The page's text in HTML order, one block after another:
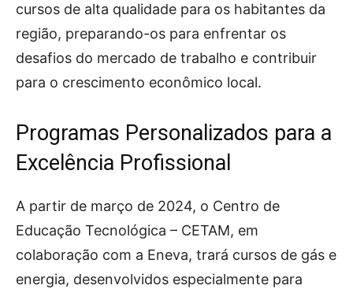
cursos de alta qualidade para os habitantes da
região, preparando-os para enfrentar os
desafios do mercado de trabalho e contribuir
para o crescimento econômico local.
Programas Personalizados para a
Excelência Profissional
A partir de março de 2024, o Centro de
Educação Tecnológica – CETAM, em
colaboração com a Eneva, trará cursos de gás e
energia, desenvolvidos especialmente para